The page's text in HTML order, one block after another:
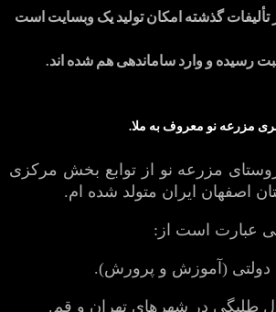
تألیفات گذشته امکان تولید یک وبسایت است
ثبت رسیده و وارد ساماندهی هم شده اند.
مزرعه نو معروف به ملا.
۱۳۴۶ در روستای مزرعه نو از توابع بخش مرکزی
اصفهان ایران متولد شده ام.
عبارت است از:
(آموزش و پرورش).
طلبگی در شهرهای تهران و قم.